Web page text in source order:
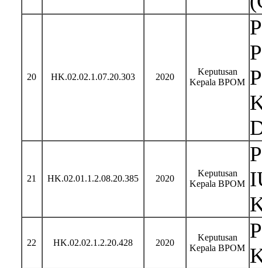
20 HK.02.02.1.07.20.303 2020
Keputusan
Kepala BPOM
21 HK.02.01.1.2.08.20.385 2020
Keputusan
Kepala BPOM
22 HK.02.02.1.2.20.428 2020
Keputusan
Kepala BPOM